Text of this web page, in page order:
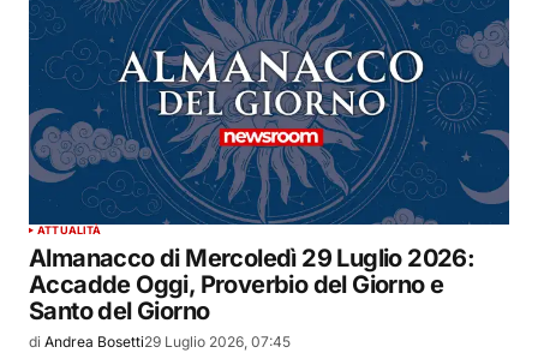
ATTUALITÀ
Almanacco di Mercoledì 29 Luglio 2026:
Accadde Oggi, Proverbio del Giorno e
Santo del Giorno
di Andrea Bosetti29 Luglio 2026, 07:45